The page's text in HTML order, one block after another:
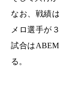
なお、戦績
メロ選手が
試合は
る。